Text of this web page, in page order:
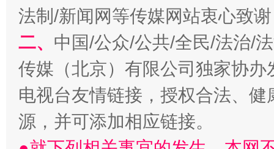
解纷+调解+退费，一次搞定
法制/新闻网等传媒网站衷心致
二、 中国/公众/公共/全民/法治/
传媒（北京）有限公司独家协
电视台友情链接，授权合法、
源，并可添加相应链接。